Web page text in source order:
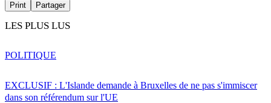
Print Partager
LES PLUS LUS
EXCLUSIF : L'Islande demande à Bruxelles de ne pas s'immiscer
dans son référendum sur l'UE
POLITIQUE